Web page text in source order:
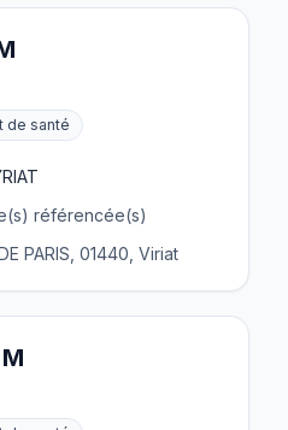
de santé
référencée(s)
PARIS, 01440, Viriat